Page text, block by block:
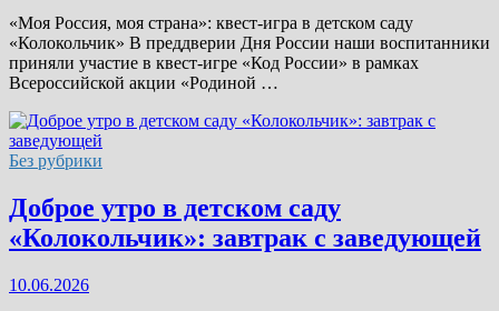
«Моя Россия, моя страна»: квест-игра в детском саду
«Колокольчик» В преддверии Дня России наши воспитанники
приняли участие в квест-игре «Код России» в рамках
Всероссийской акции «Родиной …
Без рубрики
Доброе утро в детском саду
«Колокольчик»: завтрак с заведующей
10.06.2026